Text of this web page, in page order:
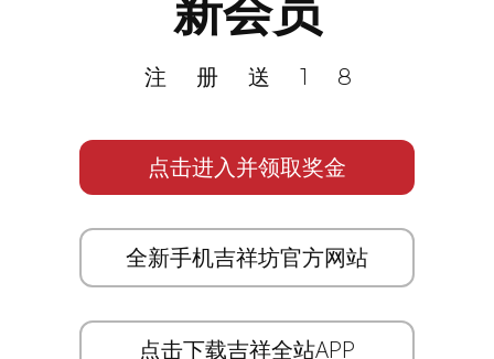
注册送18
点击进入并领取奖金
全新手机吉祥坊官方网站
点击下载吉祥全站APP